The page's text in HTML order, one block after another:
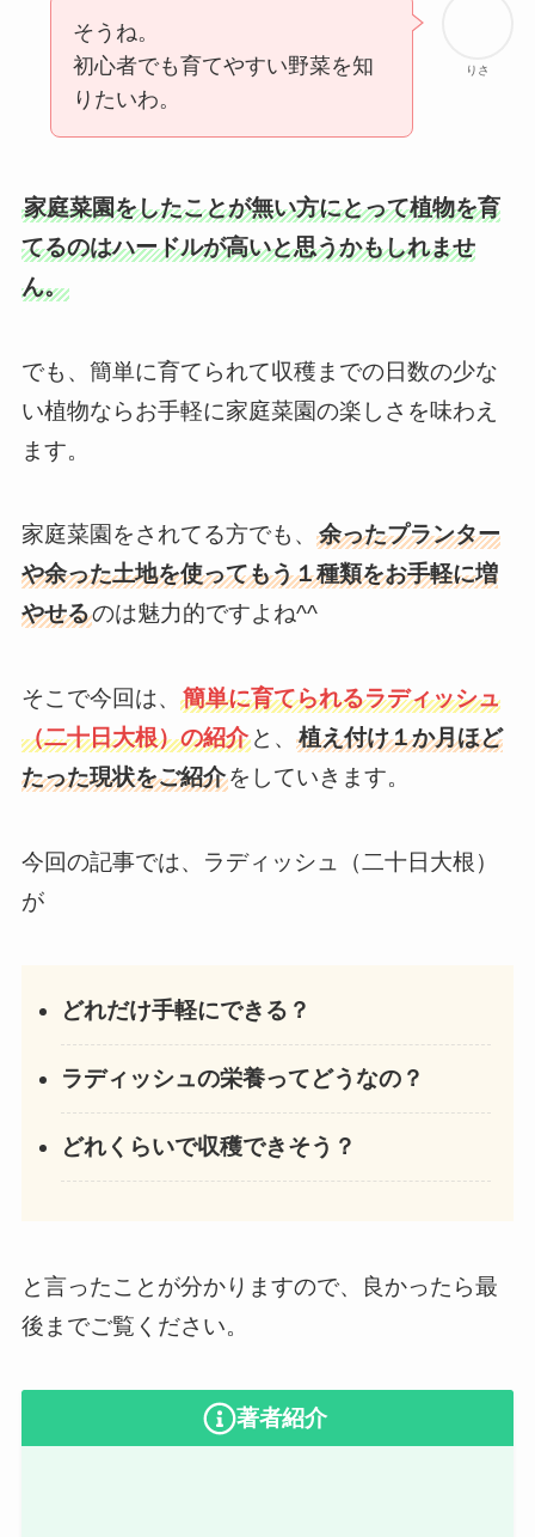
りさ
そうね。
初心者でも育てやすい野菜を知
りたいわ。
家庭菜園をしたことが無い方にとって植物を育
てるのはハードルが高いと思うかもしれませ
ん。
でも、簡単に育てられて収穫までの日数の少な
い植物ならお手軽に家庭菜園の楽しさを味わえ
ます。
家庭菜園をされてる方でも、 余ったプランター
や余った土地を使ってもう１種類をお手軽に増
やせるのは魅力的ですよね^^
そこで今回は、 簡単に育てられるラディッシュ
（二十日大根）の紹介と、 植え付け１か月ほど
たった現状をご紹介をしていきます。
今回の記事では、ラディッシュ（二十日大根）
が
どれだけ手軽にできる？
ラディッシュの栄養ってどうなの？
どれくらいで収穫できそう？
と言ったことが分かりますので、良かったら最
後までご覧ください。
著者紹介